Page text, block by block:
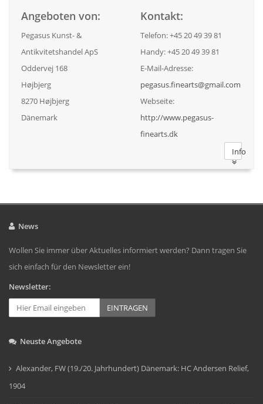
Angeboten von:
Pegasus Kunst- &
Antikvitetshandel ApS
Oddervej 168
Højbjerg
8270 Højbjerg
Dänemark
Kontakt:
Telefon: +45 20 49 39 81
Handy: +45 20 49 39 81
E-Mail-Adresse:
pegasus.finearts@gmail.com
Webseite:
http://www.pegasus-
finearts.dk
Info
News
Wollen Sie immer über Aktuelles informiert werden? Dann tragen Sie
sich einfach für den Newsletter ein!
Newsletter:
EINTRAGEN
Neuste Angebote
Alexander, FW (19./20. Jahrhundert) Dänemark: HC Andersen Relief,
1904